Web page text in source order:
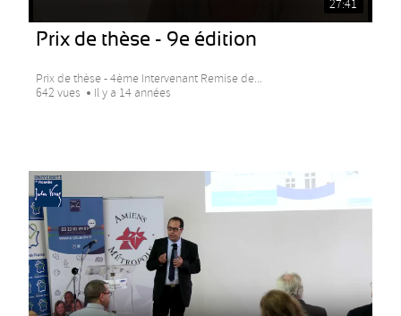
27:41
Prix de thèse - 9e édition
Prix de thèse - 4ème Intervenant Remise de...
642 vues
Il y a 14 années